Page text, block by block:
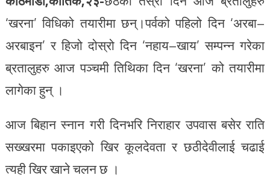
‘खरना’ विधिको तयारीमा छन्।पर्वको पहिलो दिन ‘अरबा–
अरबाइन’ र हिजो दोस्रो दिन ‘नहाय–खाय’ सम्पन्न गरेका
ब्रतालुहरु आज पञ्चमी तिथिका दिन ‘खरना’ को तयारीमा
लागेका हुन् ।
आज बिहान स्नान गरी दिनभरि निराहार उपवास बसेर राति
सख्खरमा पकाइएको खिर कूलदेवता र छठीदेवीलाई चढाई
त्यही खिर खाने चलन छ ।